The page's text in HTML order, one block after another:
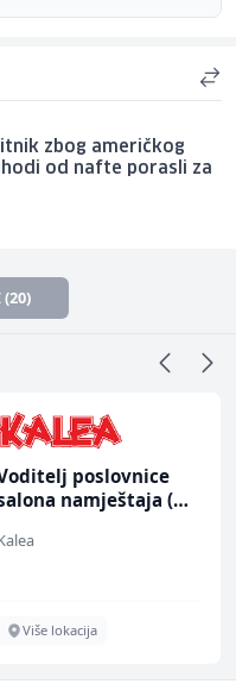
zbog američkog
od nafte porasli za
(20)
poslovnice
namještaja (m/
Više lokacija